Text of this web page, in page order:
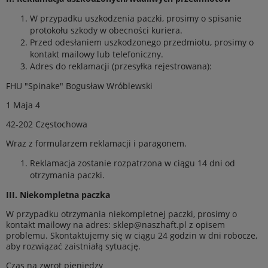
W przypadku uszkodzenia paczki, prosimy o spisanie
protokołu szkody w obecności kuriera.
Przed odesłaniem uszkodzonego przedmiotu, prosimy o
kontakt mailowy lub telefoniczny.
Adres do reklamacji (przesyłka rejestrowana):
FHU "Spinake" Bogusław Wróblewski
1 Maja 4
42-202 Częstochowa
Wraz z formularzem reklamacji i paragonem.
Reklamacja zostanie rozpatrzona w ciągu 14 dni od
otrzymania paczki.
III. Niekompletna paczka
W przypadku otrzymania niekompletnej paczki, prosimy o
kontakt mailowy na adres: sklep@naszhaft.pl z opisem
problemu. Skontaktujemy się w ciągu 24 godzin w dni robocze,
aby rozwiązać zaistniałą sytuację.
Czas na zwrot pieniędzy